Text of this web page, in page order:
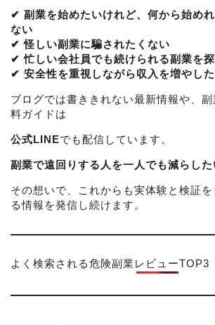
✔ 副業を始めたいけれど、何から始め
ない
✔ 怪しい副業に騙されたくない
✔ 忙しい会社員でも続けられる副業を
✔ 安全性を重視しながら収入を増やし
ブログでは書ききれない最新情報や、
料ガイドは
公式LINEでも配信しています。
副業で遠回りする人を一人でも減らした
その想いで、これからも実体験と検証
る情報を発信し続けます。
よく検索される危険副業レビューTOP3